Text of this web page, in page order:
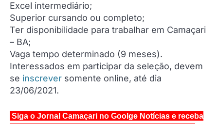
Excel intermediário;
Superior cursando ou completo;
Ter disponibilidade para trabalhar em Camaçari
– BA;
Vaga tempo determinado (9 meses).
Interessados em participar da seleção, devem
se inscrever somente online, até dia
23/06/2021.
Siga o Jornal Camaçari no Goolge Notícias e receba